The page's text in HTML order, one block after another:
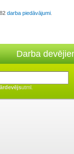
darba piedāvājumi
Darba
utml.